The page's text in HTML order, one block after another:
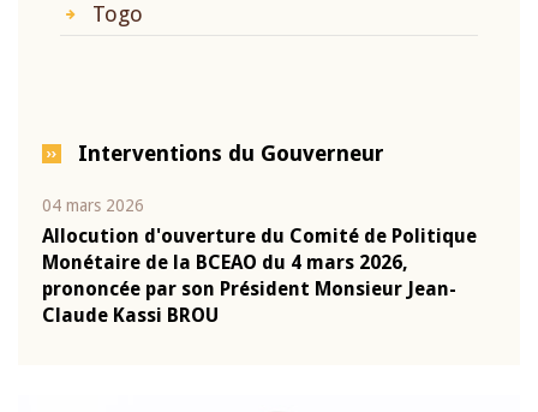
Togo
Interventions du Gouverneur
04 mars 2026
Allocution d'ouverture du Comité de Politique
Monétaire de la BCEAO du 4 mars 2026,
prononcée par son Président Monsieur Jean-
Claude Kassi BROU